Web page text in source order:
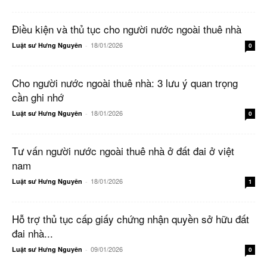
Điều kiện và thủ tục cho người nước ngoài thuê nhà
Luật sư Hưng Nguyên - 18/01/2026 0
Cho người nước ngoài thuê nhà: 3 lưu ý quan trọng
cần ghi nhớ
Luật sư Hưng Nguyên - 18/01/2026 0
Tư vấn người nước ngoài thuê nhà ở đất đai ở việt
nam
Luật sư Hưng Nguyên - 18/01/2026 1
Hỗ trợ thủ tục cấp giấy chứng nhận quyền sở hữu đất
đai nhà...
Luật sư Hưng Nguyên - 09/01/2026 0